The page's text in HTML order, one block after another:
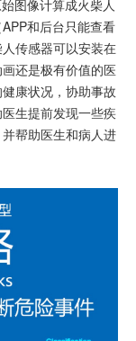
图像计算成火柴人
和后台只能查看
传感器可以安装在
还是极有价值的医
康状况，协助事故
生提前发现一些疾
帮助医生和病人进